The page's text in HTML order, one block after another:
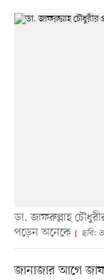
ডা. জাফরুল্লাহ
পড়েন অনেকে
ছবি:
জানাজার আগে